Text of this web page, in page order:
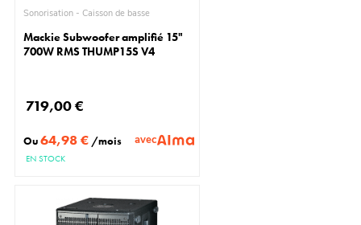
Sonorisation - Caisson de basse
Mackie Subwoofer amplifié 15"
700W RMS THUMP15S V4
719,00 €
Ou64,98 € /mois avec
EN STOCK